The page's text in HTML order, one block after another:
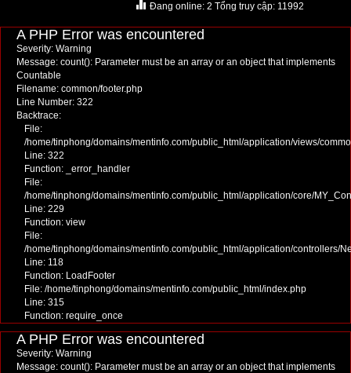
Đang online: 2 Tổng truy cập: 11992
A PHP Error was encountered
Severity: Warning
Message: count(): Parameter must be an array or an object that implements
Countable
Filename: common/footer.php
Line Number: 322
Backtrace:
File:
/home/tinphong/domains/mentinfo.com/public_html/application/views/
Line: 322
Function: _error_handler
File:
/home/tinphong/domains/mentinfo.com/public_html/application/core/
Line: 229
Function: view
File:
/home/tinphong/domains/mentinfo.com/public_html/application/controllers/
Line: 118
Function: LoadFooter
File: /home/tinphong/domains/mentinfo.com/public_html/index.php
Line: 315
Function: require_once
A PHP Error was encountered
Severity: Warning
Message: count(): Parameter must be an array or an object that implements